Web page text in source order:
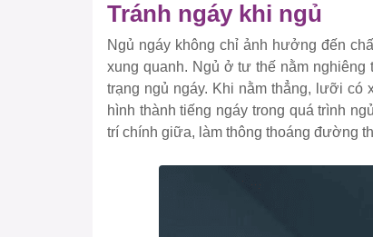
Tránh ngáy khi ngủ
Ngủ ngáy không chỉ ảnh hưởng đến
xung quanh. Ngủ ở tư thế nằm
trạng ngủ ngáy. Khi nằm thẳng, lưỡi
hình thành tiếng ngáy trong quá trình
trí chính giữa, làm thông thoáng đường